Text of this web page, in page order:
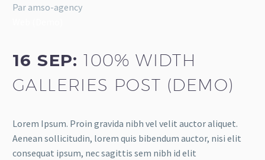
Par amso-agency
16 SEP:100% WIDTH
GALLERIES POST (DEMO)
Lorem Ipsum. Proin gravida nibh vel velit auctor aliquet.
Aenean sollicitudin, lorem quis bibendum auctor, nisi elit
consequat ipsum, nec sagittis sem nibh id elit